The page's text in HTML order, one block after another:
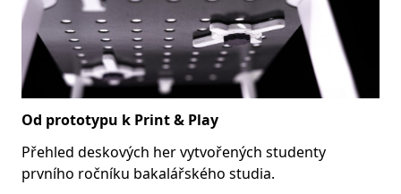
Od prototypu k Print & Play
Přehled deskových her vytvořených studenty
prvního ročníku bakalářského studia.